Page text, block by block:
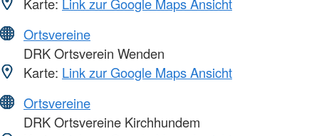
Ortsvereine
DRK Ortsverein Wenden
Karte: Link zur Google Maps Ansicht
Ortsvereine
DRK Ortsvereine Kirchhundem